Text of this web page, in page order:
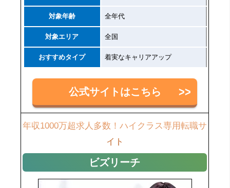
対象年齢 全年代
対象エリア 全国
おすすめタイプ 着実なキャリアアップ
公式サイトはこちら
年収1000万超求人多数！ハイクラス専用転職サ
イト
ビズリーチ